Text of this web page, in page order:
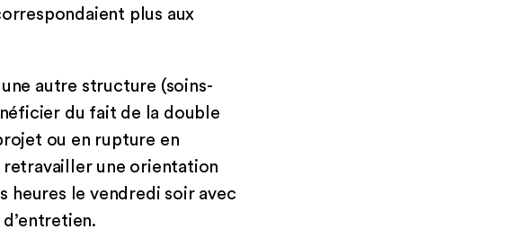
plus aux
autre structure (soins-
du fait de la double
ou en rupture en
une orientation
heures le vendredi soir avec